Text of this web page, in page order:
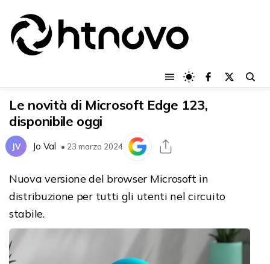
Le novità di Microsoft Edge 123,
disponibile oggi
JV Jo Val • 23 marzo 2024
Nuova versione del browser Microsoft in
distribuzione per tutti gli utenti nel circuito
stabile.